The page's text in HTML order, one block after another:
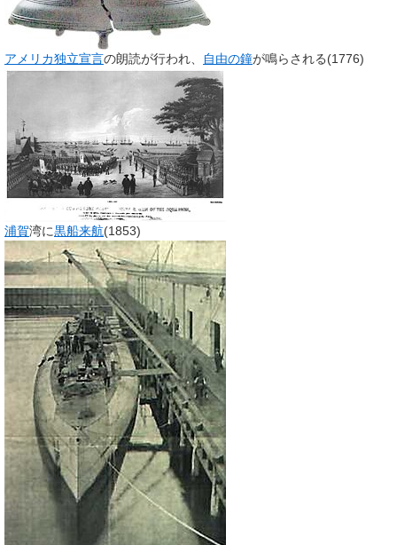
アメリカ独立宣言の朗読が行われ、 自由の鐘が鳴らされる(1776)
浦賀湾に黒船来航(1853)